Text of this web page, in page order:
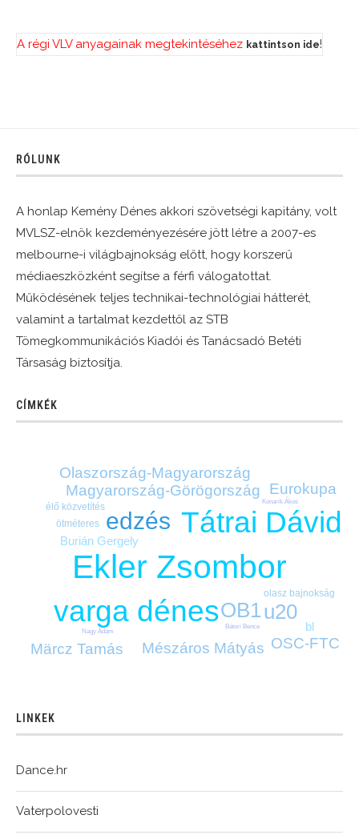
A régi VLV anyagainak megtekintéséhez kattintson ide!
RÓLUNK
A honlap Kemény Dénes akkori szövetségi kapitány, volt
MVLSZ-elnök kezdeményezésére jött létre a 2007-es
melbourne-i világbajnokság előtt, hogy korszerű
médiaeszközként segítse a férfi válogatottat.
Működésének teljes technikai-technológiai hátterét,
valamint a tartalmat kezdettől az STB
Tömegkommunikációs Kiadói és Tanácsadó Betéti
Társaság biztosítja.
CÍMKÉK
Ekler Zsombor
Tátrai Dávid
varga dénes
edzés
OB1u20
Eurokupa
Magyarország-Görögország
Märcz Tamás Mészáros Mátyás
Olaszország-Magyarország
OSC-FTC
bl
Burián Gergely
olasz bajnokság
élő közvetítés
ötméteres
Bátori Bence
Konarik Ákos
Nagy Ádám
LINKEK
Dance.hr
Vaterpolovesti